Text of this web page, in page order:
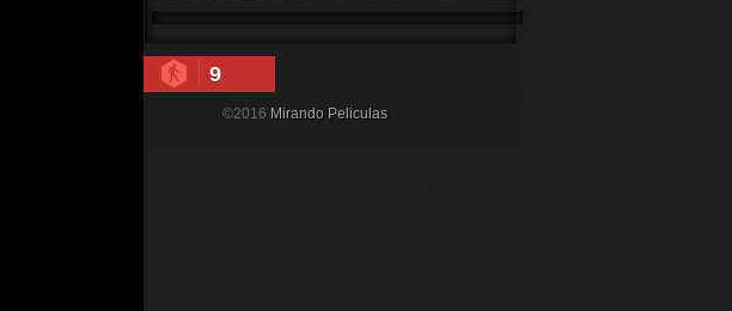
9
©2016 Mirando Peliculas